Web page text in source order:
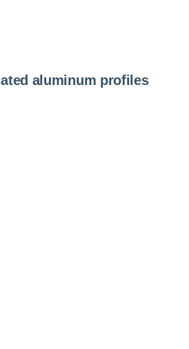
aluminum profiles